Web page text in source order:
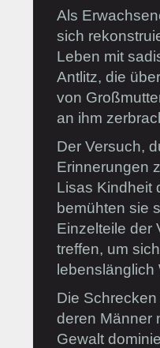
Als
sich
Leben mit
Antlitz, die
von
an ihm
Der Versuch,
Erinnerungen
Lisas Kindheit
bemühten sie
Einzelteile der
treffen, um
lebenslänglich
Die
deren Männer
Gewalt